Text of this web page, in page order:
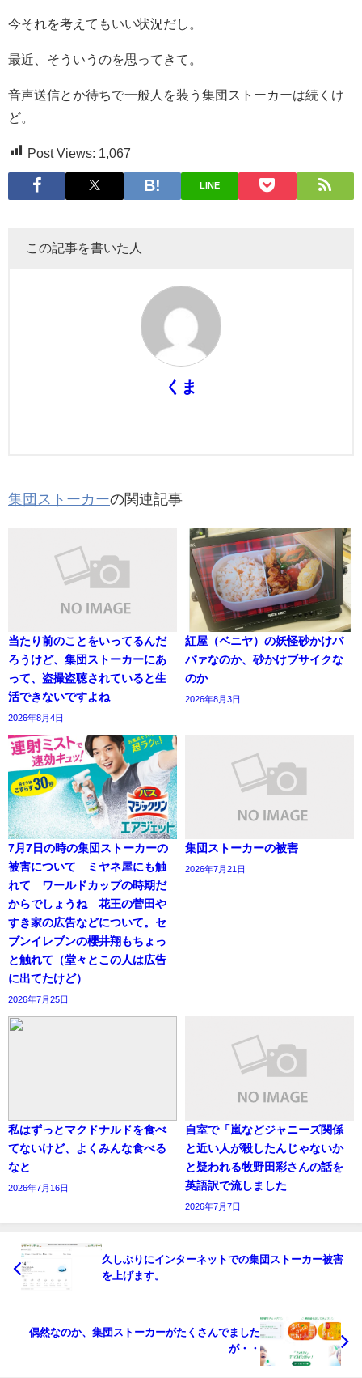
今それを考えてもいい状況だし。
最近、そういうのを思ってきて。
音声送信とか待ちで一般人を装う集団ストーカーは続くけ
ど。
Post Views: 1,067
LINE
この記事を書いた人
くま
集団ストーカーの関連記事
当たり前のことをいってるんだ
ろうけど、集団ストーカーにあ
って、盗撮盗聴されていると生
活できないですよね
2026年8月4日
紅屋（ベニヤ）の妖怪砂かけバ
バァなのか、砂かけブサイクな
のか
2026年8月3日
7月7日の時の集団ストーカーの
被害について ミヤネ屋にも触
れて ワールドカップの時期だ
からでしょうね 花王の菅田や
すき家の広告などについて。セ
ブンイレブンの櫻井翔もちょっ
と触れて（堂々とこの人は広告
に出てたけど）
2026年7月25日
集団ストーカーの被害
2026年7月21日
私はずっとマクドナルドを食べ
てないけど、よくみんな食べる
なと
2026年7月16日
自室で「嵐などジャニーズ関係
と近い人が殺したんじゃないか
と疑われる牧野田彩さんの話を
英語訳で流しました
2026年7月7日
久しぶりにインターネットでの集団ストーカー被害
を上げます。
偶然なのか、集団ストーカーがたくさんでました
が・・